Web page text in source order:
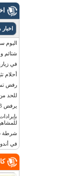
اخبار
اليوم
شتائم
في
أحلام
رفض
للحد من
يرفض 9٫3 ملايين دولار مقابل لوحة أرقام سيارته
شرطة
في